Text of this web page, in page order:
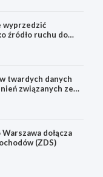
wyprzedzić
źródło ruchu do
twardych danych
związanych ze
dołącza
(ZDS)